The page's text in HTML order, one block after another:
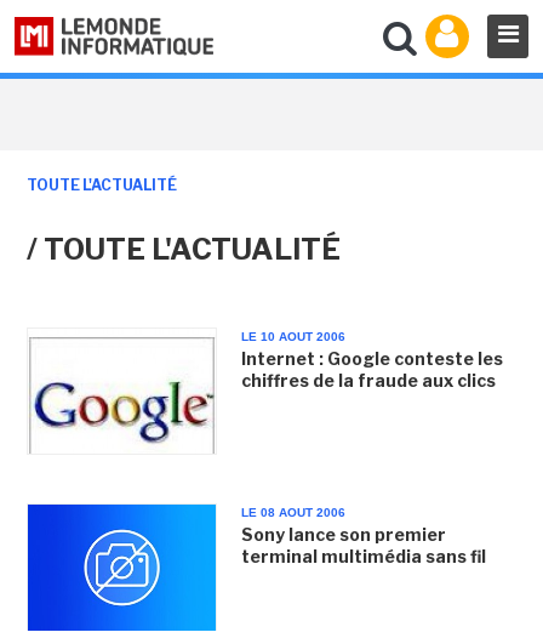
TOUTE L'ACTUALITÉ
/ TOUTE L'ACTUALITÉ
LE 10 AOUT 2006
Internet : Google conteste les
chiffres de la fraude aux clics
LE 08 AOUT 2006
Sony lance son premier
terminal multimédia sans fil